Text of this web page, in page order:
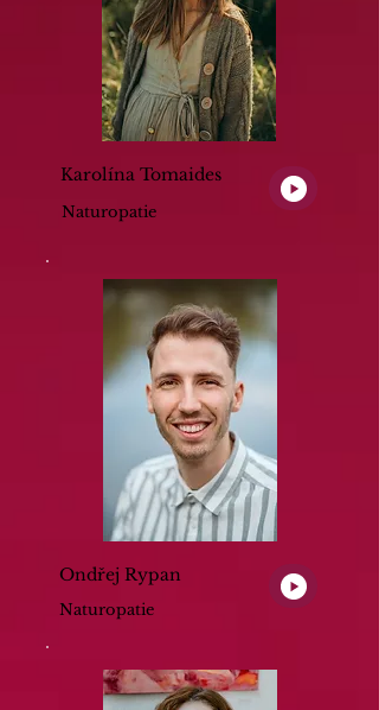
Karolína Tomaides
Naturopatie
Ondřej Rypan
Naturopatie